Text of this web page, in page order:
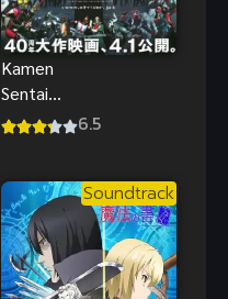
Kamen
Sentai
Gorider
เดอร์ ซับไทย
6.5
Soundtrack